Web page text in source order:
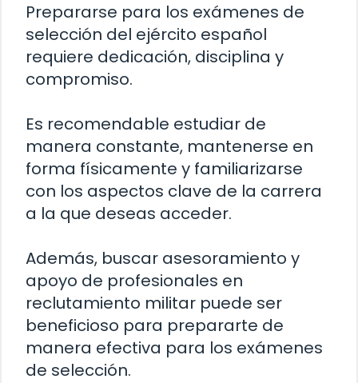
Prepararse para los exámenes de
selección del ejército español
requiere dedicación, disciplina y
compromiso.
Es recomendable estudiar de
manera constante, mantenerse en
forma físicamente y familiarizarse
con los aspectos clave de la carrera
a la que deseas acceder.
Además, buscar asesoramiento y
apoyo de profesionales en
reclutamiento militar puede ser
beneficioso para prepararte de
manera efectiva para los exámenes
de selección.